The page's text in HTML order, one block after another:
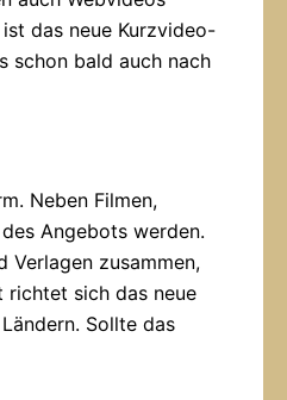
das neue Kurzvideo-
schon bald auch nach
Neben Filmen,
Angebots werden.
Verlagen zusammen,
richtet sich das neue
Sollte das